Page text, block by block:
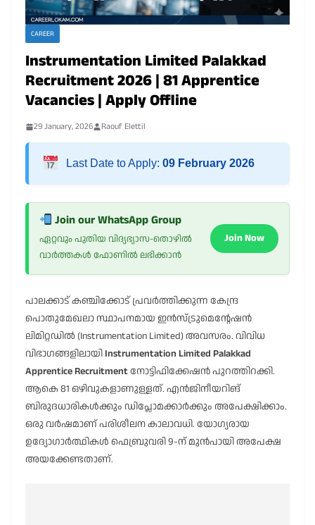
CAREER
Instrumentation Limited Palakkad
Recruitment 2026 | 81 Apprentice
Vacancies | Apply Offline
29 January, 2026 Raouf Elettil
Last Date to Apply: 09 February 2026
Join our WhatsApp Group
ഏറ്റവും പുതിയ വിദ്യഭ്യാസ-തൊഴിൽ
വാർത്തകൾ ഫോണിൽ ലഭിക്കാൻ
Join Now
പാലക്കാട് കഞ്ചിക്കോട് പ്രവർത്തിക്കുന്ന കേന്ദ്ര
പൊതുമേഖലാ സ്ഥാപനമായ ഇൻസ്ട്രുമെന്റേഷൻ
ലിമിറ്റഡിൽ (Instrumentation Limited) അവസരം. വിവിധ
വിഭാഗങ്ങളിലായി Instrumentation Limited Palakkad
Apprentice Recruitmentനോട്ടിഫിക്കേഷൻ പുറത്തിറക്കി.
ആകെ 81 ഒഴിവുകളാണുള്ളത്. എൻജിനീയറിങ്
ബിരുദധാരികൾക്കും ഡിപ്ലോമക്കാർക്കും അപേക്ഷിക്കാം.
ഒരു വർഷമാണ് പരിശീലന കാലാവധി. യോഗ്യരായ
ഉദ്യോഗാർത്ഥികൾ ഫെബ്രുവരി 9-ന് മുൻപായി അപേക്ഷ
അയക്കേണ്ടതാണ്.